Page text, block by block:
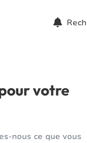
votre
nous ce que vous